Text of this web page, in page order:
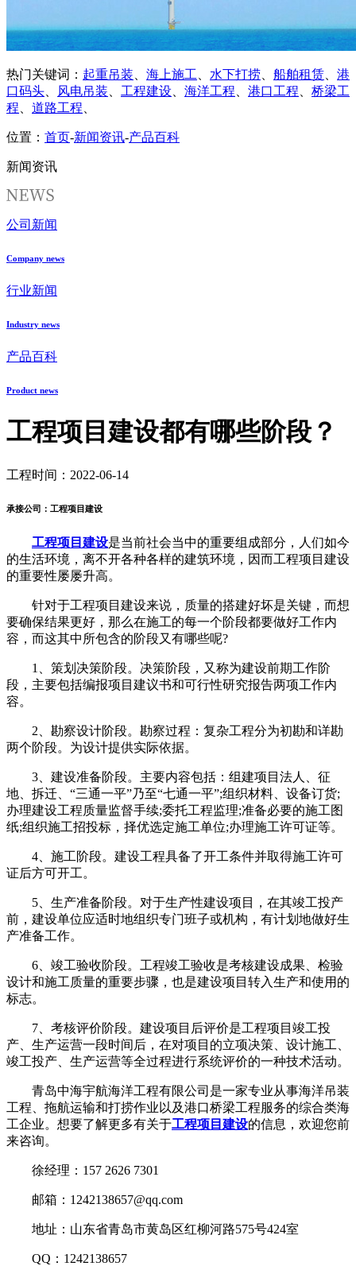
热门关键词： 起重吊装、 海上施工、 水下打捞、 船舶租赁、 港
口码头、 风电吊装、 工程建设、 海洋工程、 港口工程、 桥梁工
程、 道路工程、
位置： 首页-新闻资讯-产品百科
新闻资讯
公司新闻
Company news
行业新闻
Industry news
产品百科
Product news
工程项目建设都有哪些阶段？
工程时间：2022-06-14
承接公司：工程项目建设
工程项目建设是当前社会当中的重要组成部分，人们如今
的生活环境，离不开各种各样的建筑环境，因而工程项目建设
的重要性屡屡升高。
针对于工程项目建设来说，质量的搭建好坏是关键，而想
要确保结果更好，那么在施工的每一个阶段都要做好工作内
容，而这其中所包含的阶段又有哪些呢?
1、策划决策阶段。决策阶段，又称为建设前期工作阶
段，主要包括编报项目建议书和可行性研究报告两项工作内
容。
2、勘察设计阶段。勘察过程：复杂工程分为初勘和详勘
两个阶段。为设计提供实际依据。
3、建设准备阶段。主要内容包括：组建项目法人、征
地、拆迁、“三通一平”乃至“七通一平”;组织材料、设备订货;
办理建设工程质量监督手续;委托工程监理;准备必要的施工图
纸;组织施工招投标，择优选定施工单位;办理施工许可证等。
4、施工阶段。建设工程具备了开工条件并取得施工许可
证后方可开工。
5、生产准备阶段。对于生产性建设项目，在其竣工投产
前，建设单位应适时地组织专门班子或机构，有计划地做好生
产准备工作。
6、竣工验收阶段。工程竣工验收是考核建设成果、检验
设计和施工质量的重要步骤，也是建设项目转入生产和使用的
标志。
7、考核评价阶段。建设项目后评价是工程项目竣工投
产、生产运营一段时间后，在对项目的立项决策、设计施工、
竣工投产、生产运营等全过程进行系统评价的一种技术活动。
青岛中海宇航海洋工程有限公司是一家专业从事海洋吊装
工程、拖航运输和打捞作业以及港口桥梁工程服务的综合类海
工企业。想要了解更多有关于工程项目建设的信息，欢迎您前
来咨询。
徐经理：157 2626 7301
邮箱：1242138657@qq.com
地址：山东省青岛市黄岛区红柳河路575号424室
QQ：1242138657